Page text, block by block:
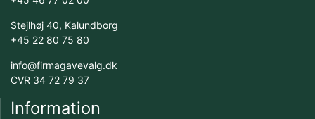
Stejlhøj 40, Kalundborg
+45 22 80 75 80
info@firmagavevalg.dk
CVR 34 72 79 37
Information